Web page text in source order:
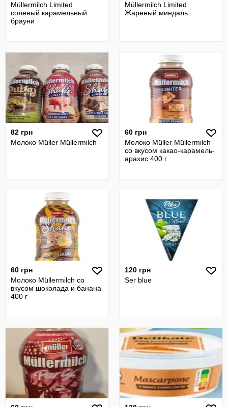
Müllermilch Limited
соленый карамельный
брауни
Müllermilch Limited
Жареный миндаль
82 грн
Молоко Müller Müllermilch
60 грн
Молоко Müller Müllermilch
со вкусом какао-карамель-
арахис 400 г
60 грн
Молоко Müllermilch со
вкусом шоколада и банана
400 г
120 грн
Ser blue